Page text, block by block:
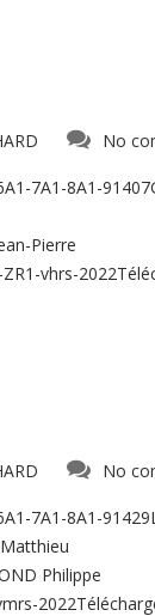
No
7A1-8A1-
Pierre
vhrs-
No
7A1-8A1-
Philippe